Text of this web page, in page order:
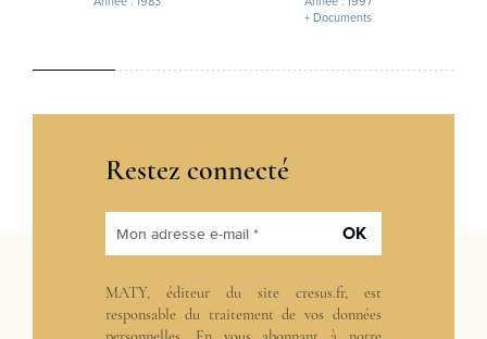
+ Documents
Restez connecté
Mon adresse e-mail * OK
MATY, éditeur du site cresus.fr, est
responsable du traitement de vos données